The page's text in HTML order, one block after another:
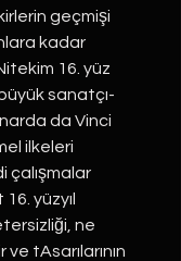
geçmişi
kadar
16. yüz
sanatçı-
da Vinci
ilkeleri
çalışmalar
yüzyıl
ne
ve tAsarılarının